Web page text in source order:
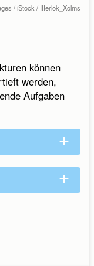
/ iStock / IIIerlok_Xolms
können
werden,
Aufgaben